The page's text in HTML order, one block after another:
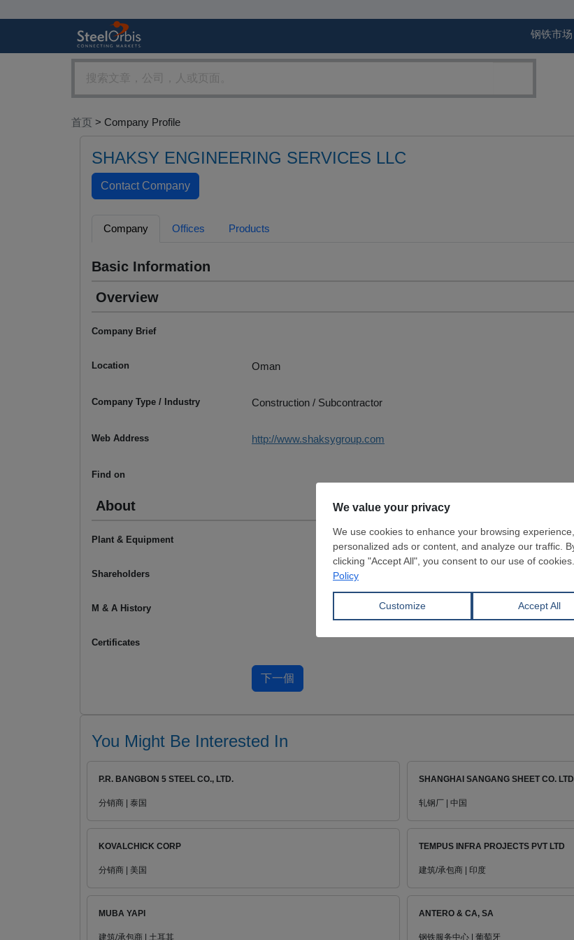
钢铁市场
首页 > Company Profile
SHAKSY ENGINEERING SERVICES LLC
Company Offices Products
Basic Information
Overview
Company Brief
Location Oman
Company Type / Industry Construction / Subcontractor
Web Address http://www.shaksygroup.com
Find on
About
Plant & Equipment
Shareholders
M & A History
Certificates
You Might Be Interested In
P.R. BANGBON 5 STEEL CO., LTD.
分销商 | 泰国
SHANGHAI SANGANG SHEET CO. LTD
轧钢厂 | 中国
KOVALCHICK CORP
分销商 | 美国
TEMPUS INFRA PROJECTS PVT LTD
建筑/承包商 | 印度
MUBA YAPI
建筑/承包商 | 土耳其
ANTERO & CA, SA
钢铁服务中心 | 葡萄牙